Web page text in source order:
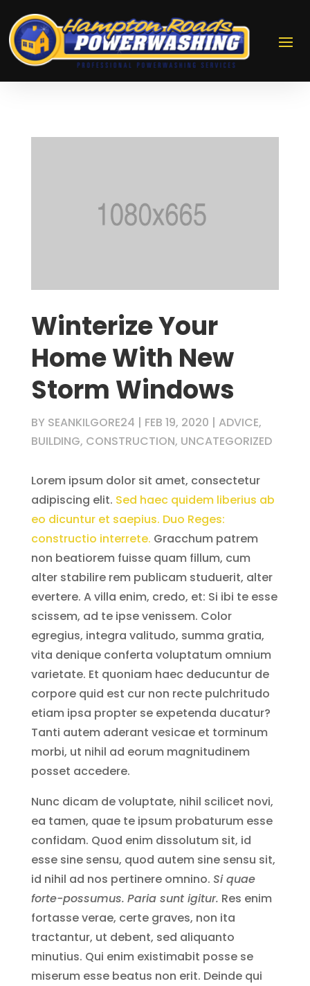
Winterize Your
Home With New
Storm Windows
BY SEANKILGORE24 | FEB 19, 2020 | ADVICE,
BUILDING, CONSTRUCTION, UNCATEGORIZED
Lorem ipsum dolor sit amet, consectetur
adipiscing elit. Sed haec quidem liberius ab
eo dicuntur et saepius. Duo Reges:
constructio interrete. Gracchum patrem
non beatiorem fuisse quam fillum, cum
alter stabilire rem publicam studuerit, alter
evertere. A villa enim, credo, et: Si ibi te esse
scissem, ad te ipse venissem. Color
egregius, integra valitudo, summa gratia,
vita denique conferta voluptatum omnium
varietate. Et quoniam haec deducuntur de
corpore quid est cur non recte pulchritudo
etiam ipsa propter se expetenda ducatur?
Tanti autem aderant vesicae et torminum
morbi, ut nihil ad eorum magnitudinem
posset accedere.
Nunc dicam de voluptate, nihil scilicet novi,
ea tamen, quae te ipsum probaturum esse
confidam. Quod enim dissolutum sit, id
esse sine sensu, quod autem sine sensu sit,
id nihil ad nos pertinere omnino. Si quae
forte-possumus. Paria sunt igitur. Res enim
fortasse verae, certe graves, non ita
tractantur, ut debent, sed aliquanto
minutius. Qui enim existimabit posse se
miserum esse beatus non erit. Deinde qui